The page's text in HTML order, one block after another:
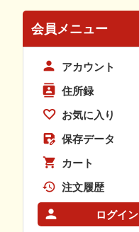
会員メニュー
アカウント
住所録
お気に入り
保存データ
カート
注文履歴
ログイン